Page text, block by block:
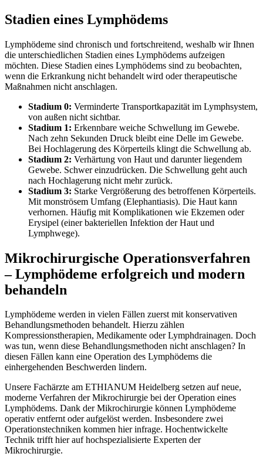
Stadien eines Lymphödems
Lymphödeme sind chronisch und fortschreitend, weshalb wir Ihnen
die unterschiedlichen Stadien eines Lymphödems aufzeigen
möchten. Diese Stadien eines Lymphödems sind zu beobachten,
wenn die Erkrankung nicht behandelt wird oder therapeutische
Maßnahmen nicht anschlagen.
Stadium 0: Verminderte Transportkapazität im Lymphsystem,
von außen nicht sichtbar.
Stadium 1: Erkennbare weiche Schwellung im Gewebe.
Nach zehn Sekunden Druck bleibt eine Delle im Gewebe.
Bei Hochlagerung des Körperteils klingt die Schwellung ab.
Stadium 2: Verhärtung von Haut und darunter liegendem
Gewebe. Schwer einzudrücken. Die Schwellung geht auch
nach Hochlagerung nicht mehr zurück.
Stadium 3: Starke Vergrößerung des betroffenen Körperteils.
Mit monströsem Umfang (Elephantiasis). Die Haut kann
verhornen. Häufig mit Komplikationen wie Ekzemen oder
Erysipel (einer bakteriellen Infektion der Haut und
Lymphwege).
Mikrochirurgische Operationsverfahren
– Lymphödeme erfolgreich und modern
behandeln
Lymphödeme werden in vielen Fällen zuerst mit konservativen
Behandlungsmethoden behandelt. Hierzu zählen
Kompressionstherapien, Medikamente oder Lymphdrainagen. Doch
was tun, wenn diese Behandlungsmethoden nicht anschlagen? In
diesen Fällen kann eine Operation des Lymphödems die
einhergehenden Beschwerden lindern.
Unsere Fachärzte am ETHIANUM Heidelberg setzen auf neue,
moderne Verfahren der Mikrochirurgie bei der Operation eines
Lymphödems. Dank der Mikrochirurgie können Lymphödeme
operativ entfernt oder aufgelöst werden. Insbesondere zwei
Operationstechniken kommen hier infrage. Hochentwickelte
Technik trifft hier auf hochspezialisierte Experten der
Mikrochirurgie.